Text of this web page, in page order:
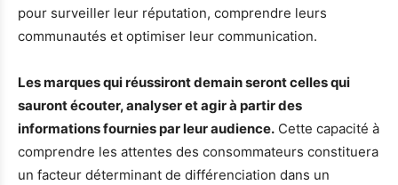
pour surveiller leur réputation, comprendre leurs
communautés et optimiser leur communication.
Les marques qui réussiront demain seront celles qui
sauront écouter, analyser et agir à partir des
informations fournies par leur audience. Cette capacité à
comprendre les attentes des consommateurs constituera
un facteur déterminant de différenciation dans un